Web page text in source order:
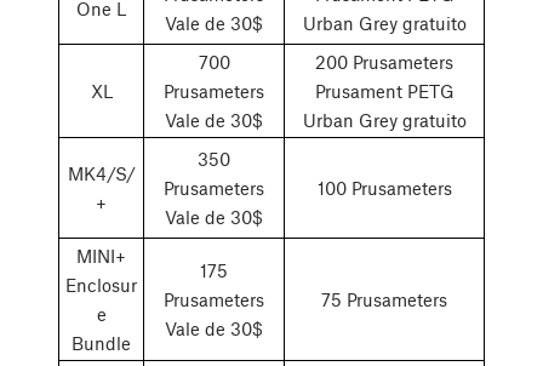
One L
Vale de 30$
Urban Grey gratuito
XL
700
Prusameters
Vale de 30$
200 Prusameters
Prusament PETG
Urban Grey gratuito
MK4/S/
+
350
Prusameters
Vale de 30$
100 Prusameters
MINI+
Enclosur
e
Bundle
175
Prusameters
Vale de 30$
75 Prusameters